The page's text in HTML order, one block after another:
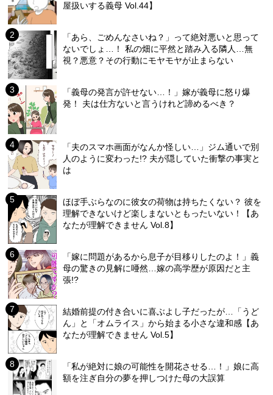
屋扱いする義母 Vol.44】
「あら、ごめんなさいね？」って絶対悪いと思って
ないでしょ…！ 私の畑に平然と踏み入る隣人…無
視？悪意？その行動にモヤモヤが止まらない
「義母の発言が許せない…！」嫁が義母に怒り爆
発！ 夫は仕方ないと言うけれど諦めるべき？
「夫のスマホ画面がなんか怪しい…」ジム通いで別
人のように変わった!? 夫が隠していた衝撃の事実と
は
ほぼ手ぶらなのに彼女の荷物は持ちたくない？ 彼を
理解できないけど楽しまないともったいない！【あ
なたが理解できません Vol.8】
「嫁に問題があるから息子が目移りしたのよ！」義
母の驚きの見解に唖然…嫁の高学歴が原因だと主
張!?
結婚前提の付き合いに喜ぶよし子だったが…「うど
ん」と「オムライス」から始まる小さな違和感【あ
なたが理解できません Vol.5】
「私が絶対に娘の可能性を開花させる…！」娘に高
額を注ぎ自分の夢を押しつけた母の大誤算